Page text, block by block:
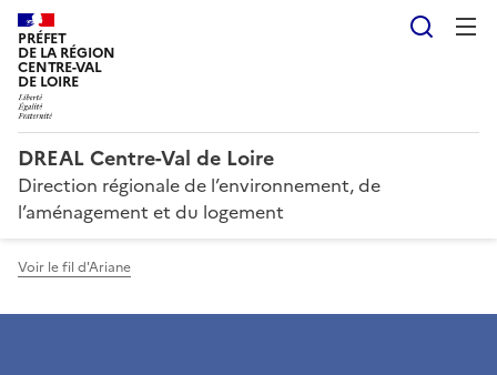
PRÉFET
DE LA RÉGION
CENTRE-VAL
DE LOIRE
DREAL Centre-Val de Loire
Direction régionale de l’environnement, de
l’aménagement et du logement
Voir le fil d'Ariane